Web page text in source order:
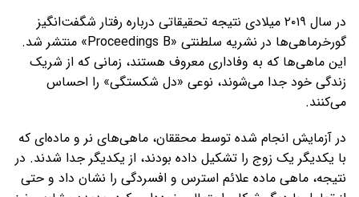
در سال ۲۰۱۹ میلادی نتیجه تحقیقاتی درباره رفتار شگفت‌انگیز
گورخرماهی‌ها در نشریه سلطنتی «Proceedings B» منتشر شد.
این ماهی‌ها که به وفاداری معروف هستند، زمانی که از شریک
زندگی خود جدا می‌شوند، نوعی «دل شکستگی» را احساس
می‌کنند.
در آزمایش انجام شده توسط محققان، ماهی‌های نر و ماده‌ای که
با یکدیگر یک زوج را تشکیل داده بودند، از یکدیگر جدا شدند. در
نتیجه، ماهی ماده علائم استرس و افسردگی را نشان داد و حتی